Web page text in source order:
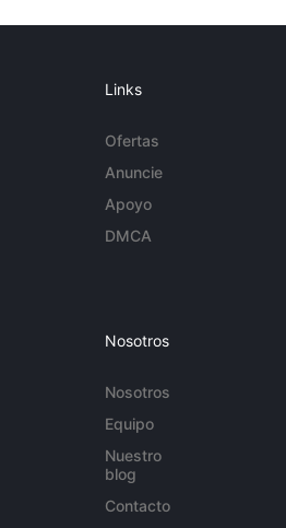
Links
Ofertas
Anuncie
Apoyo
DMCA
Nosotros
Nosotros
Equipo
Nuestro
blog
Contacto